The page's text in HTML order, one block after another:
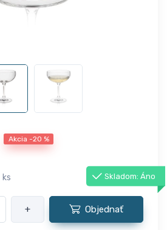
Akcia -20 %
ks Skladom: Áno
+ Objednať